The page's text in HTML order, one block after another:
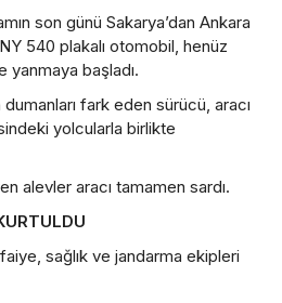
son günü Sakarya’dan Ankara
540 plakalı otomobil, henüz
başladı.
fark eden sürücü, aracı
yolcularla birlikte
alevler aracı tamamen sardı.
sağlık ve jandarma ekipleri